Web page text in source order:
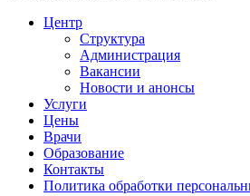
Центр
Структура
Администрация
Вакансии
Новости и анонсы
Услуги
Цены
Врачи
Образование
Контакты
Политика обработки